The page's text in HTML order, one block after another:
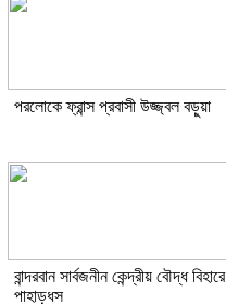
পরলোকে ফ্রান্স প্রবাসী উজ্জ্বল বড়ুয়া
বান্দরবান সার্বজনীন কেন্দ্রীয় বৌদ্ধ বিহারে
পাহাড়ধস